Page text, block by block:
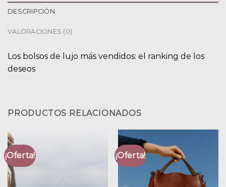
DESCRIPCIÓN
VALORACIONES (0)
Los bolsos de lujo más vendidos: el ranking de los
deseos
PRODUCTOS RELACIONADOS
¡Oferta! ¡Oferta!